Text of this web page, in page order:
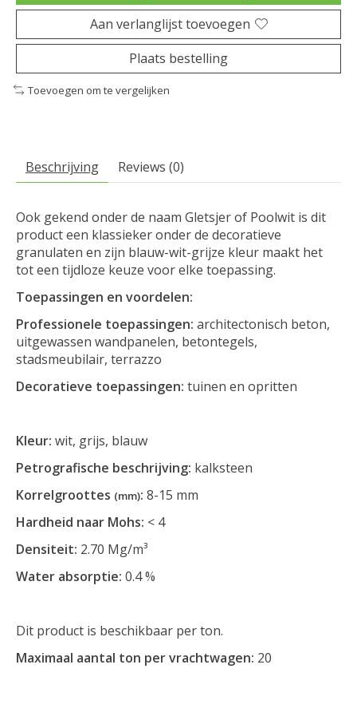
Aan verlanglijst toevoegen
Plaats bestelling
Toevoegen om te vergelijken
Beschrijving Reviews (0)
Ook gekend onder de naam Gletsjer of Poolwit is dit
product een klassieker onder de decoratieve
granulaten en zijn blauw-wit-grijze kleur maakt het
tot een tijdloze keuze voor elke toepassing.
Toepassingen en voordelen:
Professionele toepassingen: architectonisch beton,
uitgewassen wandpanelen, betontegels,
stadsmeubilair, terrazzo
Decoratieve toepassingen: tuinen en opritten
Kleur: wit, grijs, blauw
Petrografische beschrijving: kalksteen
Korrelgroottes (mm): 8-15 mm
Hardheid naar Mohs: < 4
Densiteit: 2.70 Mg/m³
Water absorptie: 0.4 %
Dit product is beschikbaar per ton.
Maximaal aantal ton per vrachtwagen: 20